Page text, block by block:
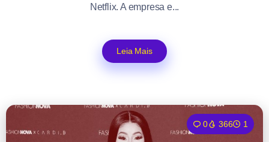
Netflix. A empresa e...
Leia Mais
0 366 1